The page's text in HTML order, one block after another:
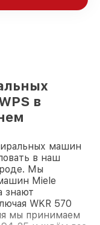
в
машин
в наш
Мы
Miele
знают
WKR 570
мы принимаем